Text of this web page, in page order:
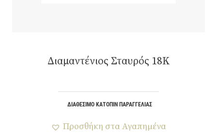
Διαμαντένιος Σταυρός 18Κ
ΔΙΑΘΈΣΙΜΟ ΚΑΤΌΠΙΝ ΠΑΡΑΓΓΕΛΊΑΣ
Προσθήκη στα Αγαπημένα